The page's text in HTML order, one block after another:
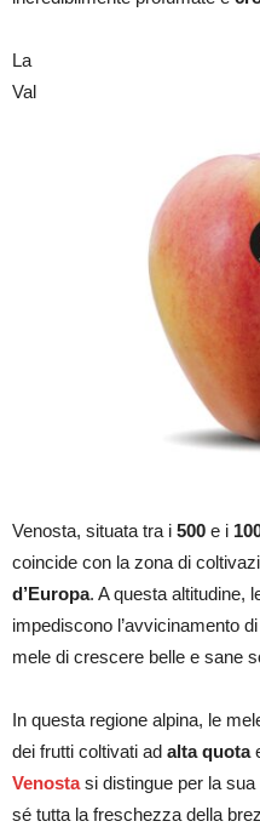
La
Val
Venosta, situata tra i 500 e i
coincide con la zona di
d’Europa. A questa altitudine,
impediscono l’avvicinamento
mele di crescere belle e sane
In questa regione alpina, le
dei frutti coltivati ad alta quota
Venosta si distingue per la
sé tutta la freschezza della